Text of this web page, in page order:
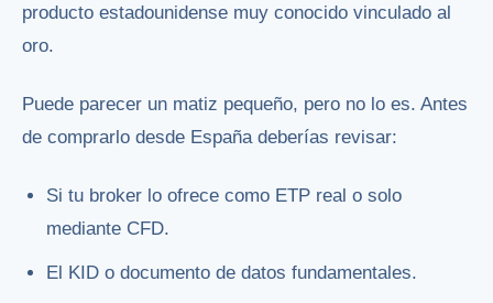
producto estadounidense muy conocido vinculado al
oro.
Puede parecer un matiz pequeño, pero no lo es. Antes
de comprarlo desde España deberías revisar:
Si tu broker lo ofrece como ETP real o solo
mediante CFD.
El KID o documento de datos fundamentales.